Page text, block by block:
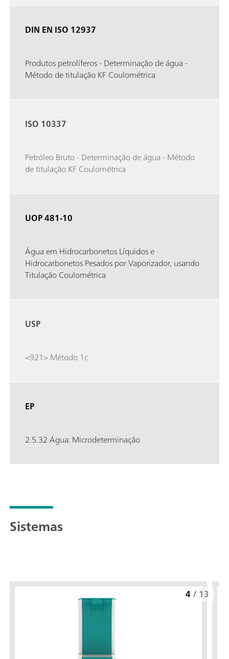
DIN EN ISO 12937
Produtos petrolíferos - Determinação de água -
Método de titulação KF Coulométrica
ISO 10337
Petróleo Bruto - Determinação de água - Método
de titulação KF Coulométrica
UOP 481-10
Água em Hidrocarbonetos Líquidos e
Hidrocarbonetos Pesados ​​por Vaporizador, usando
Titulação Coulométrica
USP
<921> Método 1c
EP
2.5.32 Água: Microdeterminação
Sistemas
4/ 13